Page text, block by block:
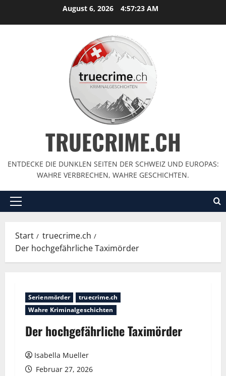
August 6, 2026 4:57:24 AM
TRUECRIME.CH
ENTDECKE DIE DUNKLEN SEITEN DER SCHWEIZ UND EUROPAS:
WAHRE VERBRECHEN, WAHRE GESCHICHTEN.
Start
truecrime.ch
Der hochgefährliche Taximörder
Serienmörder
truecrime.ch
Wahre Kriminalgeschichten
Der hochgefährliche Taximörder
Isabella Mueller
Februar 27, 2026